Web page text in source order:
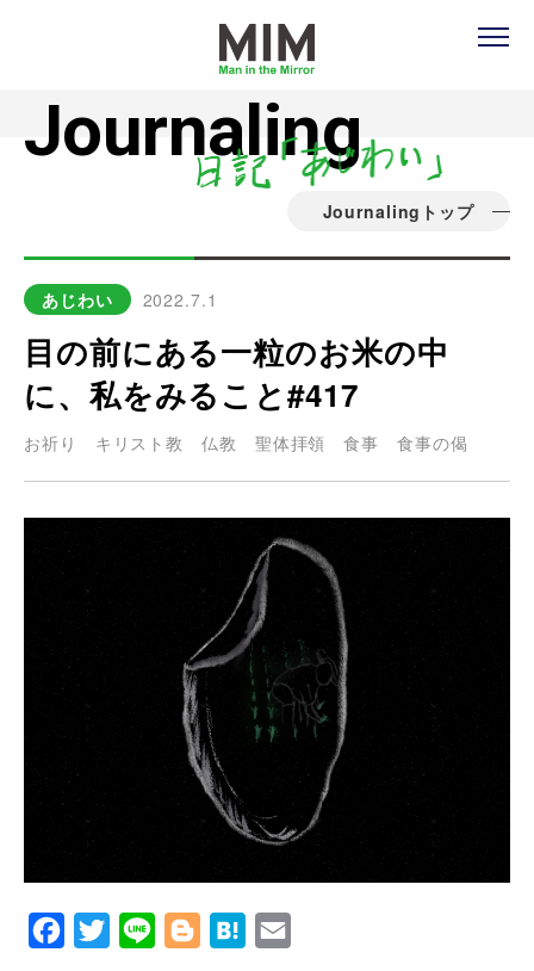
Journaling
Journalingトップ
あじわい 2022.7.1
目の前にある一粒のお米の中
に、私をみること#417
お祈り キリスト教 仏教 聖体拝領 食事 食事の偈
Facebook
TwitterLine BloggerHatena